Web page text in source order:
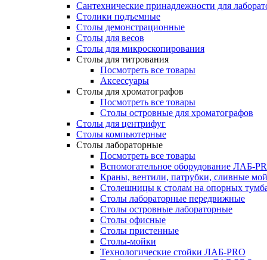
Сантехнические принадлежности для
Столики подъемные
Столы демонстрационные
Столы для весов
Столы для микроскопирования
Столы для титрования
Посмотреть все товары
Аксессуары
Столы для хроматографов
Посмотреть все товары
Столы островные для хроматографов
Столы для центрифуг
Столы компьютерные
Столы лабораторные
Посмотреть все товары
Вспомогательное оборудование ЛАБ-
Краны, вентили, патрубки, сливные
Столешницы к столам на опорных
Столы лабораторные передвижные
Столы островные лабораторные
Столы офисные
Столы пристенные
Столы-мойки
Технологические стойки ЛАБ-PRO